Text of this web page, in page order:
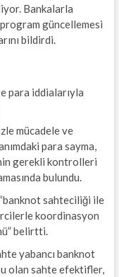
Bankalarla
güncellemesi
bildirdi.
para iddialarıyla
mücadele ve
para sayma,
gerekli kontrolleri
bulundu.
“banknot sahteciliği ile
koordinasyon
belirtti.
yabancı banknot
olan sahte efektifler,